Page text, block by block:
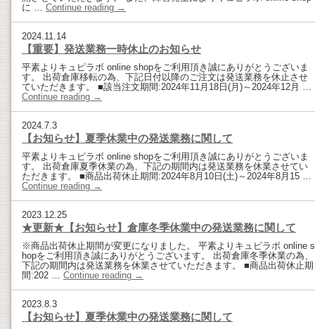
に … Continue reading →
2024.11.14
【重要】発送業務一時休止のお知らせ
平素よりキュピラボ online shopをご利用頂き誠にありがとうございま
す。 出荷倉庫移転の為、下記日付以降のご注文は発送業務を休止させ
ていただきます。 ■該当注文期間:2024年11月18日(月)～2024年12月 …
Continue reading →
2024.7.3
【お知らせ】夏季休業中の発送業務に関して
平素よりキュピラボ online shopをご利用頂き誠にありがとうございま
す。 出荷倉庫夏季休業の為、下記の期間内は発送業務を休業させてい
ただきます。 ■商品出荷休止期間:2024年8月10日(土)～2024年8月15 …
Continue reading →
2023.12.25
★更新★【お知らせ】倉庫冬季休業中の発送業務に関して
※商品出荷休止期間が変更になりました。 平素よりキュピラボ online s
hopをご利用頂き誠にありがとうございます。 出荷倉庫冬季休業の為、
下記の期間内は発送業務を休業させていただきます。 ■商品出荷休止期
間:202 … Continue reading →
2023.8.3
【お知らせ】夏季休業中の発送業務に関して